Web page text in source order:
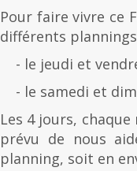
Pour faire vivre ce
différents
- le jeudi et
- le samedi et
Les 4 jours,
prévu de nous
planning, soit en